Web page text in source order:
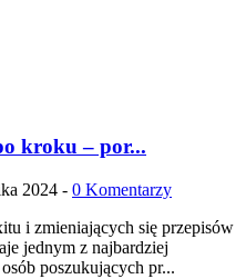
kroku – por...
2024 - 0 Komentarzy
i zmieniających się przepisów
jednym z najbardziej
poszukujących pr...